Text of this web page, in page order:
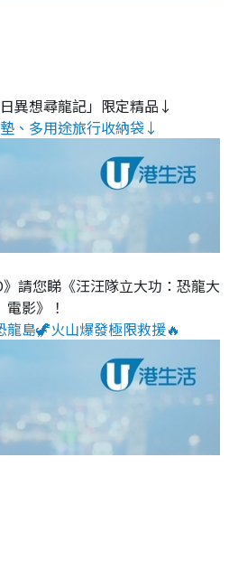
異想尋龍記」限定精品↓
、多用途旅行收納袋↓
》請您睇《汪汪隊立大功：恐龍大
電影》！
龍島🦖火山爆發極限救援🔥